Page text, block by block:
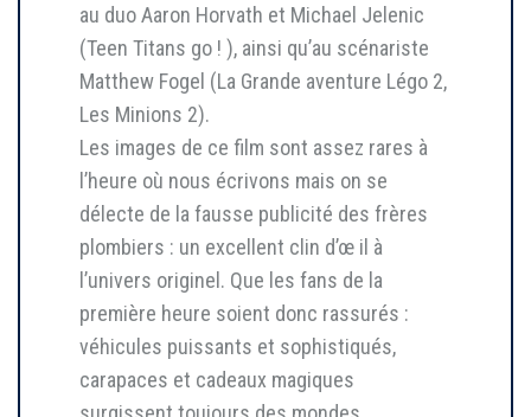
au duo Aaron Horvath et Michael Jelenic
(Teen Titans go ! ), ainsi qu’au scénariste
Matthew Fogel (La Grande aventure Légo 2,
Les Minions 2).
Les images de ce film sont assez rares à
l’heure où nous écrivons mais on se
délecte de la fausse publicité des frères
plombiers : un excellent clin d’œ il à
l’univers originel. Que les fans de la
première heure soient donc rassurés :
véhicules puissants et sophistiqués,
carapaces et cadeaux magiques